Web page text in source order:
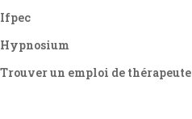
Ifpec
Hypnosium
Trouver un emploi de thérapeute